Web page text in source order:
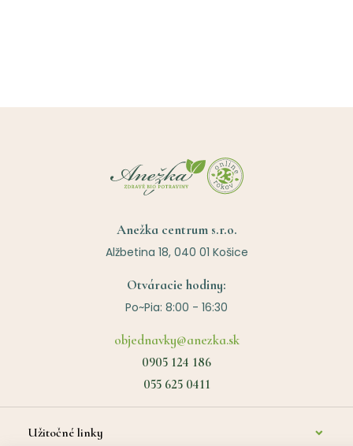
Anežka centrum s.r.o.
Alžbetina 18, 040 01 Košice
Otváracie hodiny:
Po~Pia: 8:00 - 16:30
objednavky@anezka.sk
0905 124 186
055 625 0411
Užitočné linky